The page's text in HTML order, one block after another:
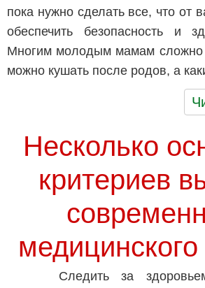
пока нужно сделать все, что от
обеспечить безопасность и
Многим молодым мамам сложно
можно кушать после родов, а
Несколько
критериев
Следить за